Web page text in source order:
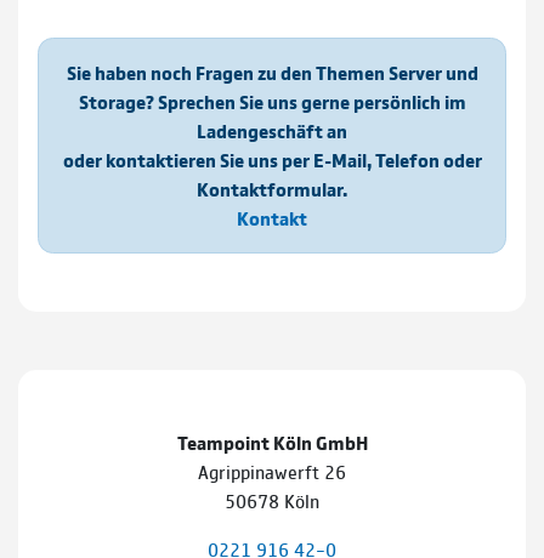
Sie haben noch Fragen zu den Themen Server und
Storage? Sprechen Sie uns gerne persönlich im
Ladengeschäft an
oder kontaktieren Sie uns per E-Mail, Telefon oder
Kontaktformular.
Kontakt
Teampoint Köln GmbH
Agrippinawerft 26
50678 Köln
0221 916 42–0